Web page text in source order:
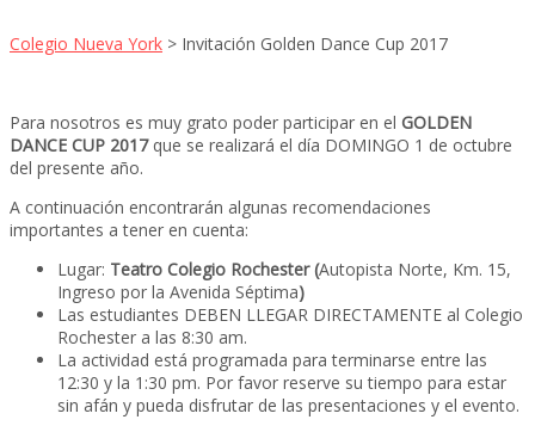
Colegio Nueva York > Invitación Golden Dance Cup 2017
Para nosotros es muy grato poder participar en el GOLDEN
DANCE CUP 2017que se realizará el día DOMINGO 1 de octubre
del presente año.
A continuación encontrarán algunas recomendaciones
importantes a tener en cuenta:
Lugar: Teatro Colegio Rochester (Autopista Norte, Km. 15,
Ingreso por la Avenida Séptima)
Las estudiantes DEBEN LLEGAR DIRECTAMENTE al Colegio
Rochester a las 8:30 am.
La actividad está programada para terminarse entre las
12:30 y la 1:30 pm. Por favor reserve su tiempo para estar
sin afán y pueda disfrutar de las presentaciones y el evento.